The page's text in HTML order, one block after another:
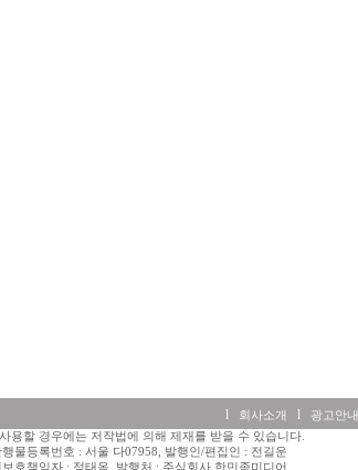
l 회사소개 l 광고안내
용할 경우에는 저작법에 의해 제재를 받을 수 있습니다.
물등록번호 : 서울 다07958, 발행인/편집인 : 전길운
호책임자 : 정태옥, 발행처 : 주식회사 한민족미디어